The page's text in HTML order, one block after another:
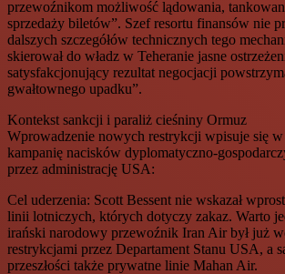
przewoźnikom możliwość lądowania,
sprzedaży biletów”. Szef resortu finansów nie
dalszych szczegółów technicznych tego
skierował do władz w Teheranie jasne
satysfakcjonujący rezultat negocjacji
gwałtownego upadku”.
Kontekst sankcji i paraliż cieśniny Ormuz
Wprowadzenie nowych restrykcji wpisuje się
kampanię nacisków dyplomatyczno-
przez administrację USA:
Cel uderzenia: Scott Bessent nie wskazał
linii lotniczych, których dotyczy zakaz. Warto
irański narodowy przewoźnik Iran Air był już
restrykcjami przez Departament Stanu USA, a
przeszłości także prywatne linie Mahan Air.